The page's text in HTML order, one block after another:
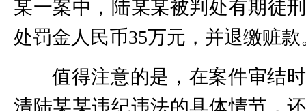
某一案中，陆某某被判处有期徒
处罚金人民币35万元，并退缴赃款
值得注意的是，在案件审结
清陆某某违纪违法的具体情节，